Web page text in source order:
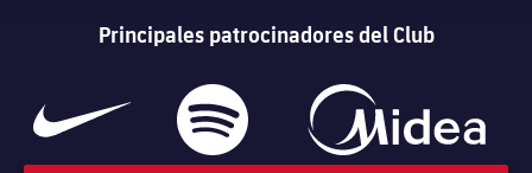
Principales patrocinadores del Club